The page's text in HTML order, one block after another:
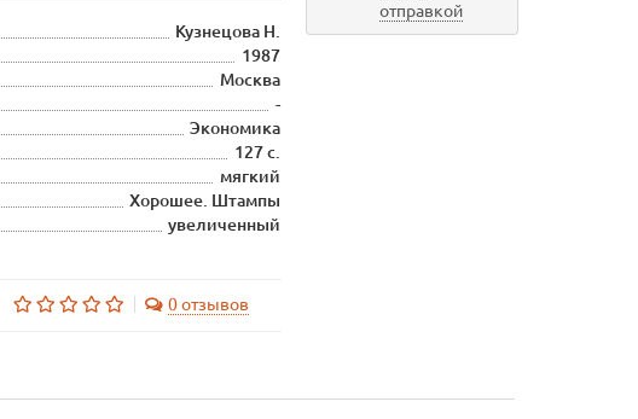
Кузнецова Н.
1987
Москва
-
Экономика
127 с.
мягкий
Хорошее. Штампы
увеличенный
0 отзывов
отправкой